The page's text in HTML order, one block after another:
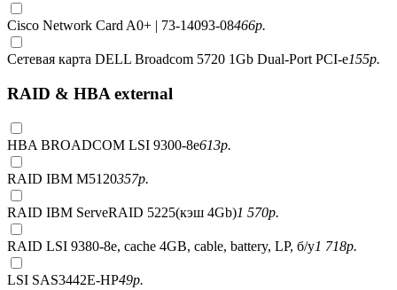
Cisco Network Card A0+ | 73-14093-08466р.
Сетевая карта DELL Broadcom 5720 1Gb Dual-Port PCI-e155р.
RAID & HBA external
HBA BROADCOM LSI 9300-8e613р.
RAID IBM M5120357р.
RAID IBM ServeRAID 5225(кэш 4Gb)1 570р.
RAID LSI 9380-8e, сache 4GB, cable, battery, LP, б/у1 718р.
LSI SAS3442E-HP49р.